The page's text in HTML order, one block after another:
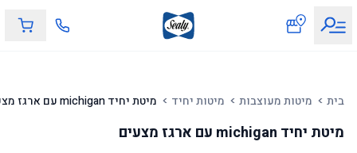
בית מיטות מעוצבות מיטות יחיד מיטת יחיד michigan עם ארגז מצעים
מיטת יחיד michigan עם ארגז מצעים